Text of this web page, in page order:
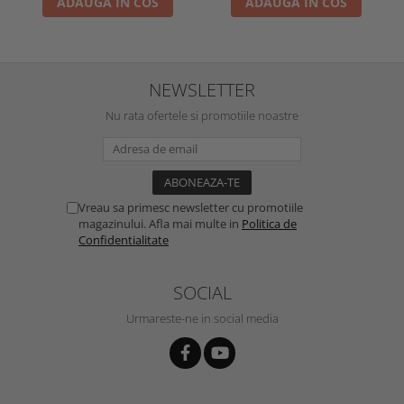
NEWSLETTER
Nu rata ofertele si promotiile noastre
Vreau sa primesc newsletter cu promotiile
magazinului. Afla mai multe in Politica de
Confidentialitate
SOCIAL
Urmareste-ne in social media